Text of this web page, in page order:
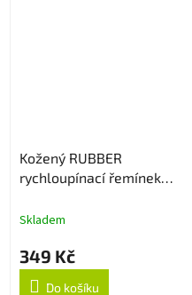
Kožený RUBBER
rychloupínací řemínek
Skladem
349 Kč
Do košíku